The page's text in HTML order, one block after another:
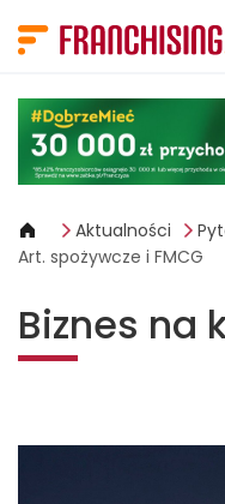
Aktualności
Art. spożywcze i FMCG
Biznes na